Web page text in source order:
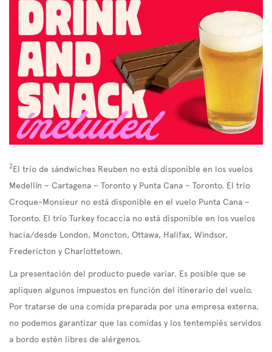
2El trío de sándwiches Reuben no está disponible en los vuelos
Medellín – Cartagena – Toronto y Punta Cana – Toronto. El trío
Croque-Monsieur no está disponible en el vuelo Punta Cana –
Toronto. El trío Turkey focaccia no está disponible en los vuelos
hacia/desde London, Moncton, Ottawa, Halifax, Windsor,
Fredericton y Charlottetown.
La presentación del producto puede variar. Es posible que se
apliquen algunos impuestos en función del itinerario del vuelo.
Por tratarse de una comida preparada por una empresa externa,
no podemos garantizar que las comidas y los tentempiés servidos
a bordo estén libres de alérgenos.